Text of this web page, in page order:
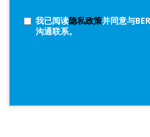
我已阅读隐私政策并同意与
沟通联系。